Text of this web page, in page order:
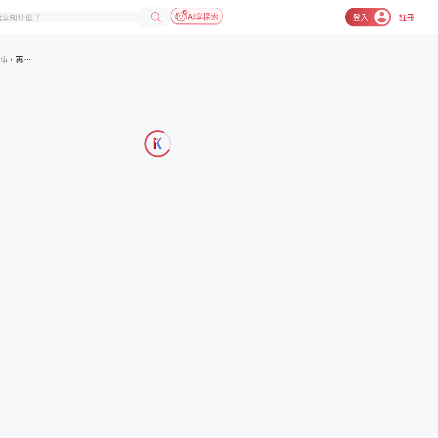
AI享探索 登入 註冊
【說故事巧實力】先說故事，再講...